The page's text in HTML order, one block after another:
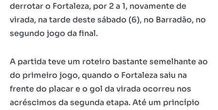
derrotar o Fortaleza, por 2 a 1, novamente de
virada, na tarde deste sábado (6), no Barradão, no
segundo jogo da final.
A partida teve um roteiro bastante semelhante ao
do primeiro jogo, quando o Fortaleza saiu na
frente do placar e o gol da virada ocorreu nos
acréscimos da segunda etapa. Até um princípio